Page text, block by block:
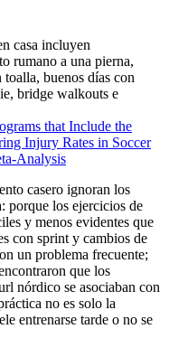
casa incluyen
rumano a una pierna,
buenos días con
bridge walkouts e
that Include the
Injury Rates in Soccer
Analysis
casero ignoran los
porque los ejercicios de
y menos evidentes que
con sprint y cambios de
un problema frecuente;
que los
nórdico se asociaban con
no es solo la
entrenarse tarde o no se